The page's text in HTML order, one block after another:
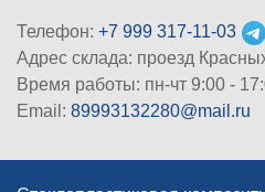
Телефон: +7 999 317-11-03
Адрес склада: проезд
Время работы: пн-чт 9:00 -
Email: 89993132280@mail.ru